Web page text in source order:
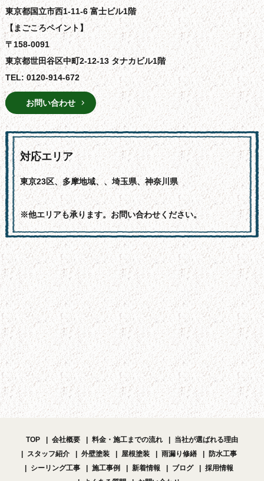
東京都国立市西1-11-6 富士ビル1階
【まごころペイント】
〒158-0091
東京都世田谷区中町2-12-13 タナカビル1階
TEL: 0120-914-672
お問い合わせ
対応エリア
東京23区、多摩地域、、埼玉県、神奈川県
※他エリアも承ります。お問い合わせください。
TOP 会社概要 料金・施工までの流れ
当社が選ばれる理由
スタッフ紹介
外壁塗装 屋根塗装 雨漏り修繕
防水工事
シーリング工事
施工事例 新着情報 ブログ
採用情報